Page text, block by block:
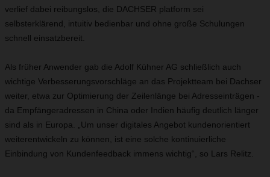
verlief dabei reibungslos, die DACHSER platform sei
selbsterklärend, intuitiv bedienbar und ohne große Schulungen
schnell einsatzbereit.
Als früher Anwender gab die Adolf Kühner AG schließlich auch
wichtige Verbesserungsvorschläge an das Projektteam bei Dachser
weiter, etwa zur Optimierung der Zeilenlänge bei Adresseinträgen -
da Empfängeradressen in China oder Indien häufig deutlich länger
sind als in Europa. „Um unser digitales Angebot kundenorientiert
weiterentwickeln zu können, ist eine solche kontinuierliche
Einbindung von Kundenfeedback immens wichtig“, so Lars Relitz.